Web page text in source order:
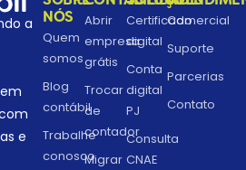
a
e
NÓS
Quem
somos
Blog
contábil
Trabalhe
conosco
Abrir
empresa
grátis
Trocar
de
contador
Migrar
Certificado
digital
Conta
digital
PJ
Consulta
CNAE
Comercial
Suporte
Parcerias
Contato